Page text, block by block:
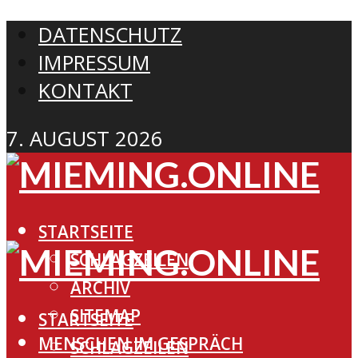
DATENSCHUTZ
IMPRESSUM
KONTAKT
7. AUGUST 2026
STARTSEITE
SCHLAGZEILEN
ARCHIV
SITEMAP
MENSCHEN IM GESPRÄCH
STARTSEITE
SCHLAGZEILEN